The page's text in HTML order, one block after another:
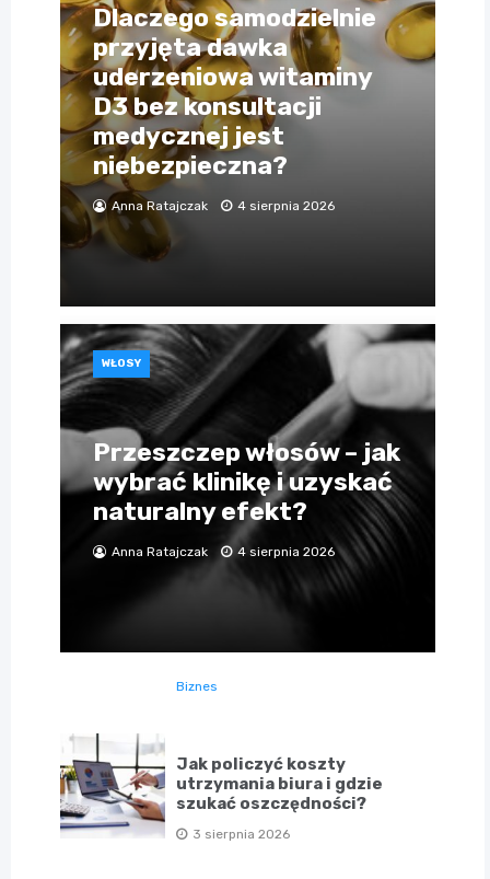
Dlaczego samodzielnie
przyjęta dawka
uderzeniowa witaminy
D3 bez konsultacji
medycznej jest
niebezpieczna?
Anna Ratajczak 4 sierpnia 2026
WŁOSY
Przeszczep włosów – jak
wybrać klinikę i uzyskać
naturalny efekt?
Anna Ratajczak 4 sierpnia 2026
Biznes
Jak policzyć koszty
utrzymania biura i gdzie
szukać oszczędności?
3 sierpnia 2026